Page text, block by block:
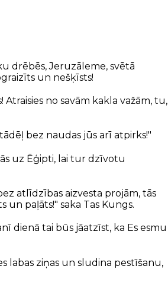
drēbēs, Jeruzāleme, svētā
un nešķīsts!
no savām kakla važām, tu,
bez naudas jūs arī atpirks!"
uz Ēģipti, lai tur dzīvotu
atlīdzības aizvesta projām, tās
un paļāts!" saka Tas Kungs.
dienā tai būs jāatzīst, ka Es esmu
labas ziņas un sludina pestīšanu,